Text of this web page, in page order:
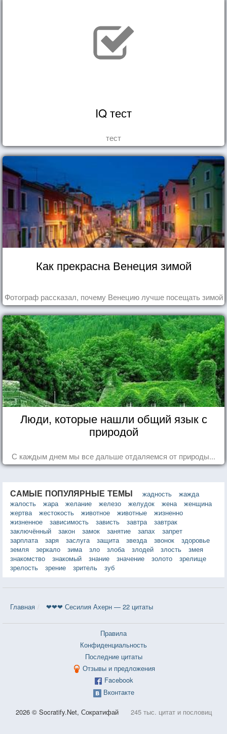
IQ тест
тест
Как прекрасна Венеция зимой
Фотограф рассказал, почему Венецию лучше посещать зимой
Люди, которые нашли общий язык с
природой
С каждым днем мы все дальше отдаляемся от природы...
САМЫЕ ПОПУЛЯРНЫЕ ТЕМЫ жадность
жажда
жалость
жара желание железо желудок жена
женщина
жертва
жестокость животное животные
жизненно
жизненное
зависимость зависть завтра
завтрак
заключённый
закон замок занятие запах
запрет
зарплата
заря заслуга защита звезда звонок
здоровье
земля
зеркало зима зло злоба злодей злость
змея
знакомство
знакомый знание значение золото
зрелище
зрелость
зрение зритель зуб
Главная ❤❤❤ Сесилия Ахерн — 22 цитаты
Правила
Конфиденциальность
Последние цитаты
Отзывы и предложения
Facebook
Вконтакте
2026 © Socratify.Net, Сократифай 245 тыс. цитат и пословиц